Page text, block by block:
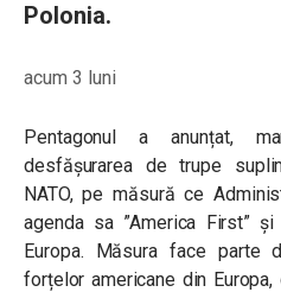
Polonia.
acum 3 luni
Pentagonul a anunțat,
desfășurarea de trupe
NATO, pe măsură ce
agenda sa ”America First”
Europa. Măsura face parte
forțelor americane din